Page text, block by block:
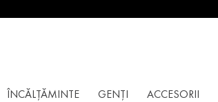
ÎNCĂLȚĂMINTE GENȚI ACCESORII